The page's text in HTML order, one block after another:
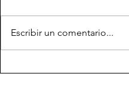
Escribir un comentario...